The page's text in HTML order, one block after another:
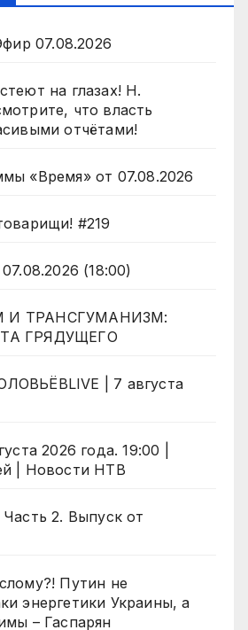
07.08.2026
на глазах! Н.
что власть
отчётами!
«Время» от 07.08.2026
#219
(18:00)
И ТРАНСГУМАНИЗМ:
ГРЯДУЩЕГО
| 7 августа
2026 года. 19:00 |
| Новости НТВ
2. Выпуск от
Путин не
энергетики Украины, а
– Гаспарян